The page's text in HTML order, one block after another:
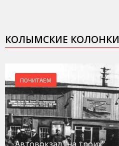
КОЛЫМСКИЕ КОЛОНКИ
ПОЧИТАЕМ